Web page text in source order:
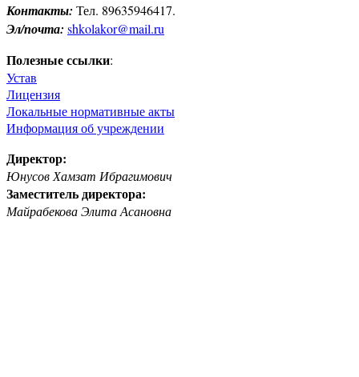
Контакты: Тел. 89635946417.
Эл/почта: shkolakor@mail.ru
Полезные ссылки:
Устав
Лицензия
Локальные нормативные акты
Информация об учреждении
Директор:
Юнусов Хамзат Ибрагимович
Заместитель директора:
Майрабекова Элита Асановна